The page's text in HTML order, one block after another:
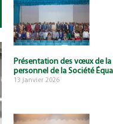
Présentation des vœux de
personnel de la Société
13 janvier 2026